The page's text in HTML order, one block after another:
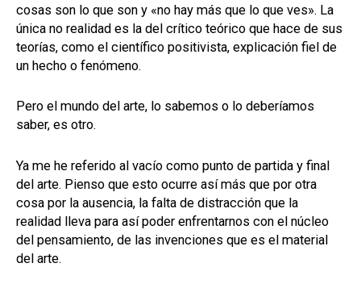
cosas son lo que son y «no hay más que lo que ves». La
única no realidad es la del crítico teórico que hace de sus
teorías, como el científico positivista, explicación fiel de
un hecho o fenómeno.
Pero el mundo del arte, lo sabemos o lo deberíamos
saber, es otro.
Ya me he referido al vacío como punto de partida y final
del arte. Pienso que esto ocurre así más que por otra
cosa por la ausencia, la falta de distracción que la
realidad lleva para así poder enfrentarnos con el núcleo
del pensamiento, de las invenciones que es el material
del arte.